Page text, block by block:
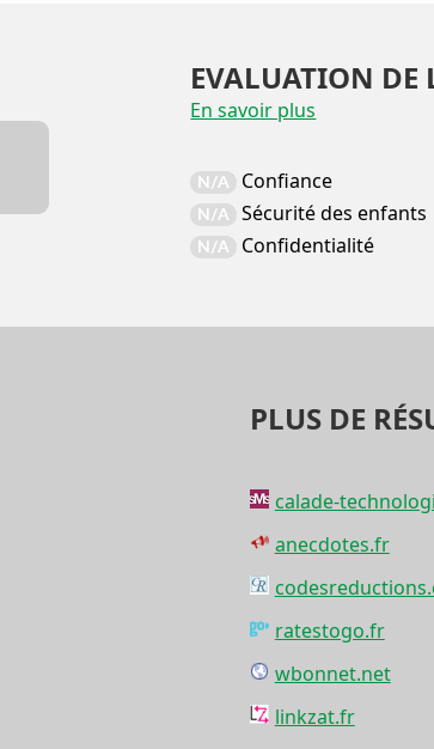
EVALUATION DE
En savoir plus
N/A Confiance
N/A Sécurité des enfants
N/A Confidentialité
PLUS DE
calade-
anecdotes.fr
ratestogo.fr
wbonnet.net
linkzat.fr